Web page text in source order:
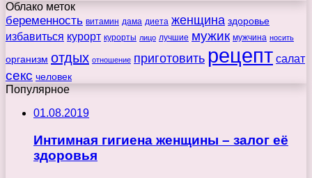
Облако меток
беременность витамин дама диета женщина здоровье
избавиться курорт курорты лицо лучшие мужик мужчина носить
организм отдых отношение приготовить рецепт салат
секс человек
Популярное
01.08.2019
Интимная гигиена женщины – залог её
здоровья